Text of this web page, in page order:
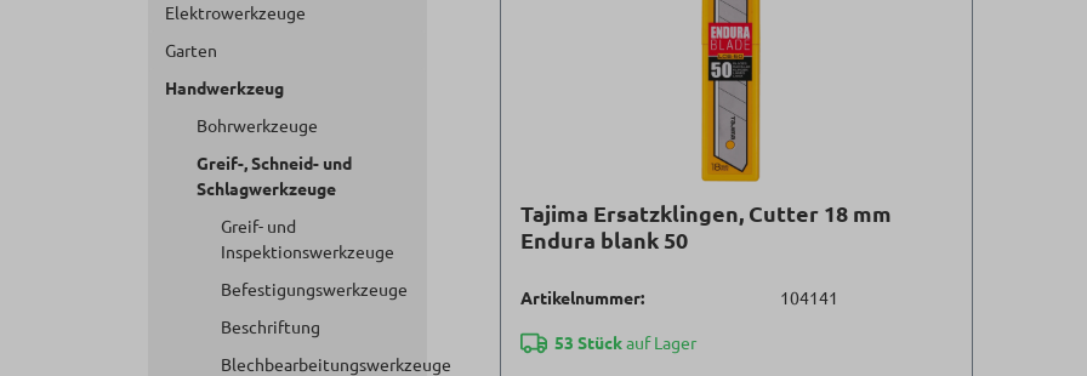
Elektrowerkzeuge
Garten
Handwerkzeug
Bohrwerkzeuge
Greif-, Schneid- und
Schlagwerkzeuge
Greif- und
Inspektionswerkzeuge
Befestigungswerkzeuge
Beschriftung
Blechbearbeitungswerkzeuge
Tajima Ersatzklingen, Cutter 18 mm
Endura blank 50
Artikelnummer: 104141
53 Stückauf Lager